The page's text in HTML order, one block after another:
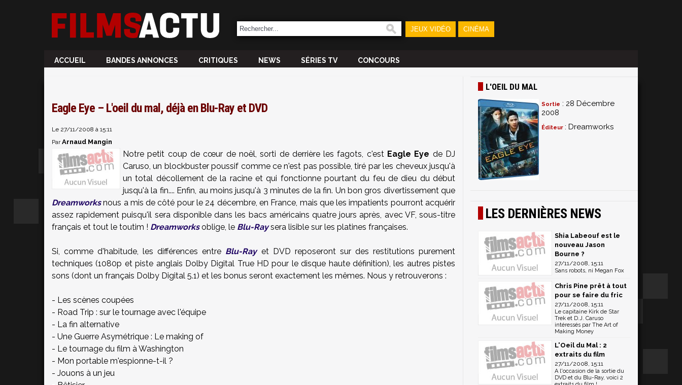
JEUX VIDÉO CINÉMA
ACCUEIL BANDES ANNONCES CRITIQUES NEWS SÉRIES TV CONCOURS
Eagle Eye – L'oeil du mal, déjà en Blu-Ray et DVD
Le 27/11/2008 à 15:11
ParArnaud Mangin
Notre petit coup de cœur de noël, sorti de derrière les fagots, c'est Eagle Eye de DJ
Caruso, un blockbuster poussif comme ce n'est pas possible, tiré par les cheveux jusqu'à
un total décollement de la racine et qui fonctionne pourtant du feu de dieu du début
jusqu'à la fin.... Enfin, au moins jusqu'à 3 minutes de la fin. Un bon gros divertissement que
Dreamworksnous a mis de côté pour le 24 décembre, en France, mais que les impatients pourront acquérir
assez rapidement puisqu'il sera disponible dans les bacs américains quatre jours après, avec VF, sous-titre
français et tout le toutim ! Dreamworksoblige, le Blu-Raysera lisible sur les platines françaises.
Si, comme d'habitude, les différences entre Blu-Rayet DVD reposeront sur des restitutions purement
techniques (1080p et piste anglais Dolby Digital True HD pour le disque haute définition), les autres pistes
sons (dont un français Dolby Digital 5.1) et les bonus seront exactement les mêmes. Nous y retrouverons :
- Les scènes coupées
- Road Trip : sur le tournage avec l'équipe
- La fin alternative
- Une Guerre Asymétrique : Le making of
- Le tournage du film à Washington
- Mon portable m'espionne-t-il ?
- Jouons à un jeu
L'OEIL DU MAL
Sortie : 28 Décembre
2008
Éditeur : Dreamworks
LES DERNIÈRES NEWS
Shia Labeouf est le
nouveau Jason
Bourne ?
27/11/2008, 15:11
Sans robots, ni Megan Fox
Chris Pine prêt à tout
pour se faire du fric
27/11/2008, 15:11
Le capitaine Kirk de Star
Trek et D.J. Caruso
intéressés par The Art of
Making Money
L'Oeil du Mal : 2
extraits du film
27/11/2008, 15:11
A l'occasion de la sortie du
DVD et du Blu-Ray, voici 2